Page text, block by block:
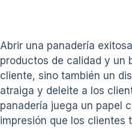
Abrir una panadería
productos de calidad y un
cliente, sino también un
atraiga y deleite a los
panadería juega un papel
impresión que los clientes